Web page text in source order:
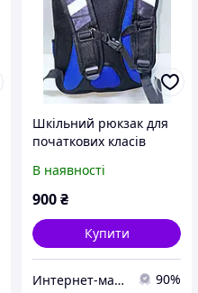
Шкільний рюкзак для
початкових класів
В наявності
900₴
Купити
Интернет-магазин ChicCarry 90%